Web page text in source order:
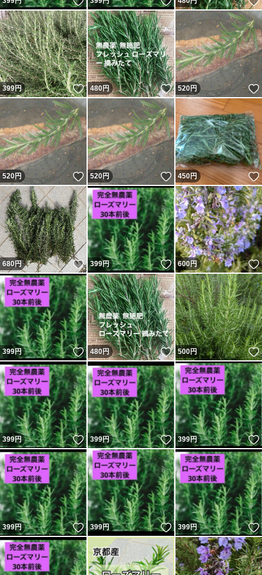
399円 いいね！
480円 いいね！
520円
520円 いいね！
520円 いいね！
450円
680円 いいね！
399円 いいね！
600円
399円 いいね！
480円 いいね！
500円
399円 いいね！
399円 いいね！
399円
399円 いいね！
399円 いいね！
399円